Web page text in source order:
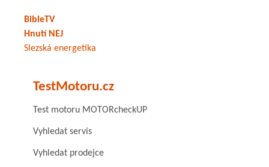
BibleTV
Hnutí NEJ
Slezská energetika
TestMotoru.cz
Test motoru MOTORcheckUP
Vyhledat servis
Vyhledat prodejce